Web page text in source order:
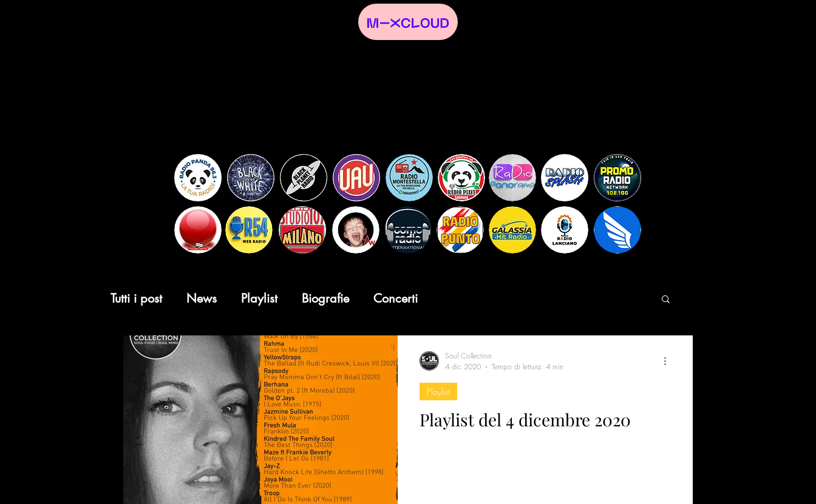
Tutti i post News Playlist Biografie Concerti
Playlist del 4 dicembre 2020
Playlist
Soul Collection
4 dic 2020
Tempo di lettura: 4 min